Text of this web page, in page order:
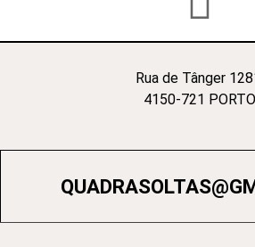
Rua de Tânger
4150-721 PORTO